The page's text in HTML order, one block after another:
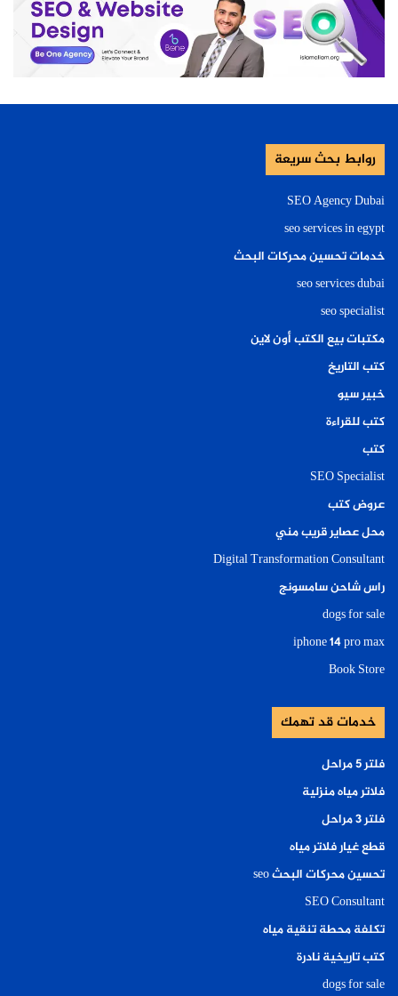
روابط بحث سريعة
SEO Agency Dubai
seo services in egypt
خدمات تحسين محركات البحث
seo services dubai
seo specialist
مكتبات بيع الكتب أون لاين
كتب التاريخ
خبير سيو
كتب للقراءة
كتب
SEO Specialist
عروض كتب
محل عصاير قريب مني
Digital Transformation Consultant
راس شاحن سامسونج
dogs for sale
iphone 14 pro max
Book Store
خدمات قد تهمك
فلتر ٥ مراحل
فلاتر مياه منزلية
فلتر ٣ مراحل
قطع غيار فلاتر مياه
تحسين محركات البحث seo
SEO Consultant
تكلفة محطة تنقية مياه
كتب تاريخية نادرة
dogs for sale